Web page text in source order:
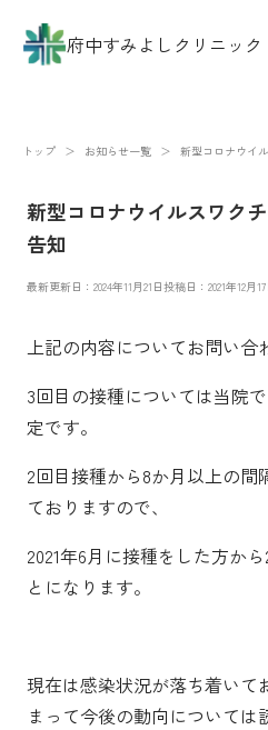
府中すみよしクリニック
トップ ＞ お知らせ一覧 ＞ 新型コロナウイ
新型コロナウイルスワク
告知
最新更新日：2024年11月21日投稿日：2021年12月17
上記の内容についてお問い合
3回目の接種については当院
定です。
2回目接種から8か月以上の
ておりますので、
2021年6月に接種をした方か
とになります。
現在は感染状況が落ち着いて
まって今後の動向については